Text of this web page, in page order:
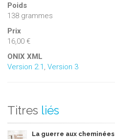
Poids
138 grammes
Prix
16,00 €
ONIX XML
Version 2.1 Version 3
Titres liés
La guerre aux cheminées